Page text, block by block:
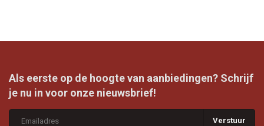
Als eerste op de hoogte van aanbiedingen? Schrijf
je nu in voor onze nieuwsbrief!
Verstuur